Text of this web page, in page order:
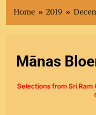
Home 2019
Mānas
Selections from Sri